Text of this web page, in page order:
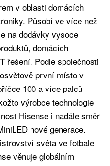
v oblasti domácích
Působí ve více než
na dodávky vysoce
domácích
řešení. Podle společnosti
první místo v
100 a více palců
výrobce technologie
Hisense i nadále směr
nové generace.
světa ve fotbale
věnuje globálním